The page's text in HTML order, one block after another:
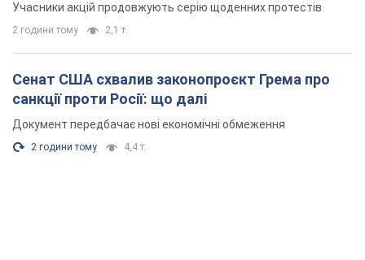
Учасники акцій продовжують серію щоденних протестів
2 години тому 2,1 т.
Сенат США схвалив законопроєкт Грема про
санкції проти Росії: що далі
Документ передбачає нові економічні обмеження
2 години тому 4,4 т.